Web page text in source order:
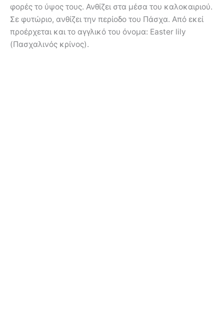
φορές το ύψος τους. Ανθίζει στα μέσα του καλοκαιριού.
Σε φυτώριο, ανθίζει την περίοδο του Πάσχα. Από εκεί
προέρχεται και το αγγλικό του όνομα: Easter lily
(Πασχαλινός κρίνος).